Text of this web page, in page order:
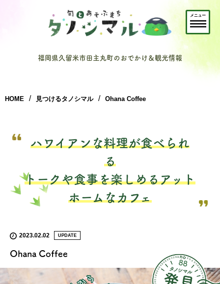
福岡県久留米市田主丸町のおでかけ＆観光情報
メニュー
HOME 見つけるタノシマル Ohana Coffee
ハワイアンな料理が食べられ
る
トークや食事を楽しめるアット
ホームなカフェ
2023.02.02 UPDATE
Ohana Coffee
88